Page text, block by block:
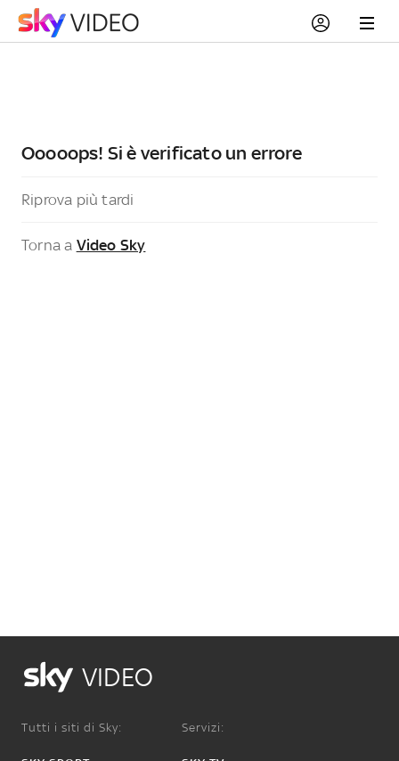
Ooooops! Si è verificato un errore
Riprova più tardi
Torna a Video Sky
VIDEO
Tutti i siti di Sky: Servizi: